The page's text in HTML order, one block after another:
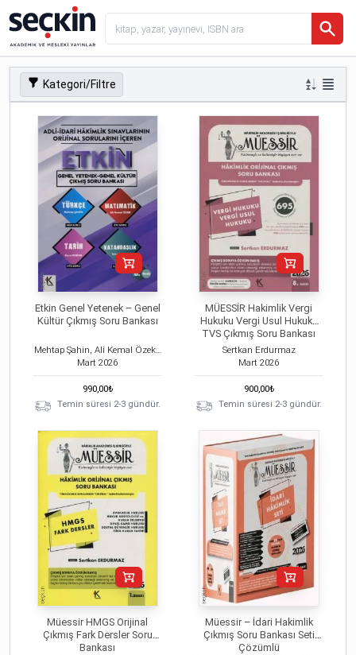
Kategori/Filtre
Etkin Genel Yetenek – Genel
Kültür Çıkmış Soru Bankası
Mehtap Şahin, Ali Kemal Özek, Emre Doğan
Mart 2026
990,00₺
Temin süresi 2-3 gündür.
MÜESSİR Hakimlik Vergi
Hukuku Vergi Usul Hukuku
TVS Çıkmış Soru Bankası
Sertkan Erdurmaz
Mart 2026
900,00₺
Temin süresi 2-3 gündür.
Müessir HMGS Orijinal
Çıkmış Fark Dersler Soru
Bankası
Müessir – İdari Hakimlik
Çıkmış Soru Bankası Seti
Çözümlü